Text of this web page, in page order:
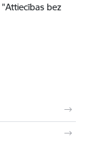
bez